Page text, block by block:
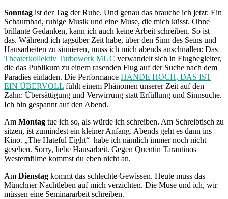
Sonntag ist der Tag der Ruhe. Und genau das brauche ich jetzt: Ein
Schaumbad, ruhige Musik und eine Muse, die mich küsst. Ohne
brillante Gedanken, kann ich auch keine Arbeit schreiben. So ist
das. Während ich tagsüber Zeit habe, über den Sinn des Seins und
Hausarbeiten zu sinnieren, muss ich mich abends anschnallen: Das
Theaterkollektiv Turbowerk MUC verwandelt sich in Flugbegleiter,
die das Publikum zu einem rasenden Flug auf der Suche nach dem
Paradies einladen. Die Performance HÄNDE HOCH, DAS IST
EIN ÜBERVOLL fühlt einem Phänomen unserer Zeit auf den
Zahn: Übersättigung und Verwirrung statt Erfüllung und Sinnsuche.
Ich bin gespannt auf den Abend.
Am Montag tue ich so, als würde ich schreiben. Am Schreibtisch zu
sitzen, ist zumindest ein kleiner Anfang. Abends geht es dann ins
Kino. „The Hateful Eight“ habe ich nämlich immer noch nicht
gesehen. Sorry, liebe Hausarbeit. Gegen Quentin Tarantinos
Westernfilme kommst du eben nicht an.
Am Dienstag kommt das schlechte Gewissen. Heute muss das
Münchner Nachtleben auf mich verzichten. Die Muse und ich, wir
müssen eine Seminararbeit schreiben.